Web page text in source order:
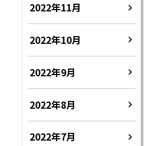
2022年11月
2022年10月
2022年9月
2022年8月
2022年7月